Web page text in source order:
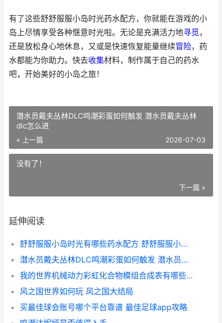
有了这些舒舒服服小岛时光药水配方，你就能在游戏的小
岛上尽情享受各种惬意时光啦。无论是充满活力地寻觅，
还是放松身心地休息，又或是快速恢复能量继续冒险，药
水都能为你助力。快去收集材料，制作属于自己的药水
吧，开始美好的小岛之旅！
潜水员戴夫丛林DLC鸣潮彩蛋如何触发 潜水员戴夫丛林
dlc怎么进
« 上一篇 2026-07-03
没有了！
下一篇 »
延伸阅读
舒舒服服小岛时光有哪些药水配方 舒舒服服小岛时光怎么加入好友游戏
潜水员戴夫丛林DLC鸣潮彩蛋如何触发 潜水员戴夫丛林dlc怎么进
我的世界机械动力彩虹化合物模组合成表有哪些 我的世界机械动力生存一口气看完
风之国世界如何玩 风之国大结局
买最佳球会账号哪个平台靠谱 最佳足球app攻略